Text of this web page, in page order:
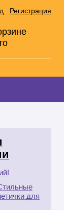
Регистрация
для